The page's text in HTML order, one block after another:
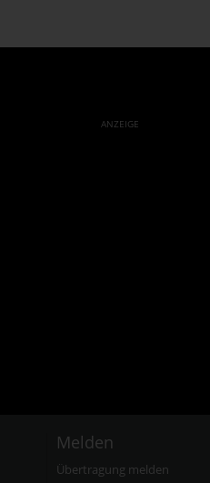
ANZEIGE
Melden
Übertragung melden